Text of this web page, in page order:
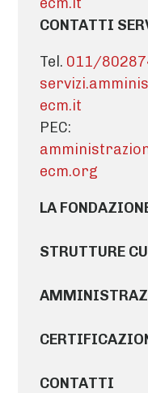
CONTATTI
Tel. 011/
ecm.it
PEC:
ecm.org
LA
STRUTTURE
CONTATTI